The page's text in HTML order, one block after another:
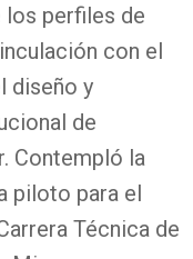
los perfiles de
con el
diseño y
de
Contempló la
piloto para el
Técnica de